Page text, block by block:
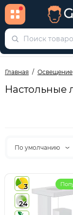
Главная Освещение
Настольные
По умолчанию
3
24